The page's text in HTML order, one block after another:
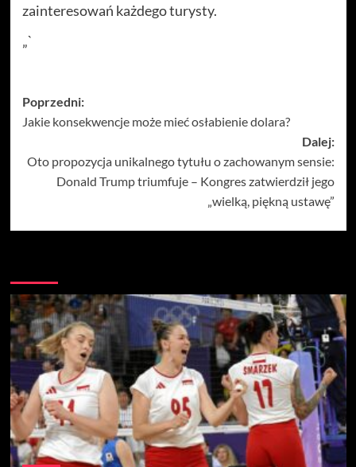
zainteresowań każdego turysty.
„`
Zobacz
wpisy
Poprzedni:
Jakie konsekwencje może mieć osłabienie dolara?
Dalej:
Oto propozycja unikalnego tytułu o zachowanym sensie:
Donald Trump triumfuje – Kongres zatwierdził jego
„wielką, piękną ustawę”